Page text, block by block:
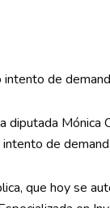
de
diputada Mónica
de
que hoy se